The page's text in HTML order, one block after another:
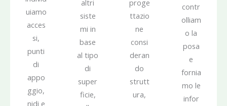
uiamo
acces
si,
punti
di
appo
ggio,
nidi e
altri
siste
mi in
base
al tipo
di
super
ficie,
proge
ttazio
ne
consi
deran
do
strutt
ura,
contr
olliam
o la
posa
e
fornia
mo le
infor